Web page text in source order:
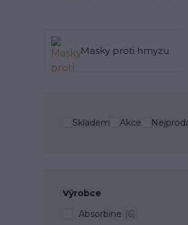
Masky proti hmyzu
Skladem Akce
Výrobce
Absorbine (6)